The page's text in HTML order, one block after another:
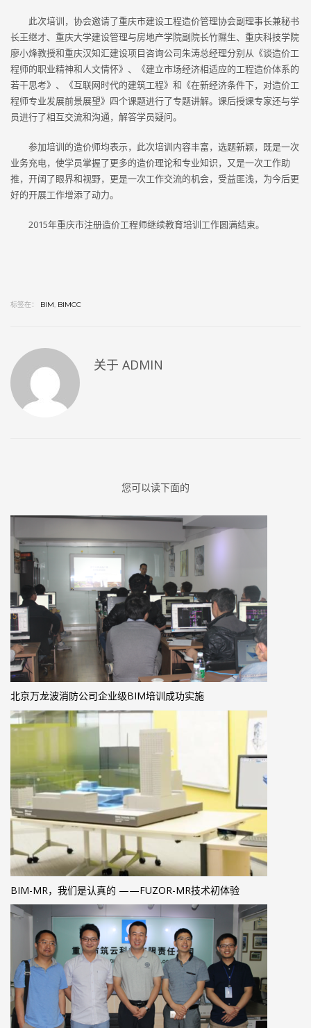
此次培训，协会邀请了重庆市建设工程造价管理协会副理事长兼秘书
长王继才、重庆大学建设管理与房地产学院副院长竹隰生、重庆科技学院
廖小烽教授和重庆汉知汇建设项目咨询公司朱涛总经理分别从《谈造价工
程师的职业精神和人文情怀》、《建立市场经济相适应的工程造价体系的
若干思考》、《互联网时代的建筑工程》和《在新经济条件下，对造价工
程师专业发展前景展望》四个课题进行了专题讲解。课后授课专家还与学
员进行了相互交流和沟通，解答学员疑问。
参加培训的造价师均表示，此次培训内容丰富，选题新颖，既是一次
业务充电，使学员掌握了更多的造价理论和专业知识，又是一次工作助
推，开阔了眼界和视野，更是一次工作交流的机会，受益匪浅，为今后更
好的开展工作增添了动力。
2015年重庆市注册造价工程师继续教育培训工作圆满结束。
标签在： BIM, BIMCC
关于 ADMIN
您可以读下面的
北京万龙波消防公司企业级BIM培训成功实施
BIM-MR，我们是认真的 ——FUZOR-MR技术初体验